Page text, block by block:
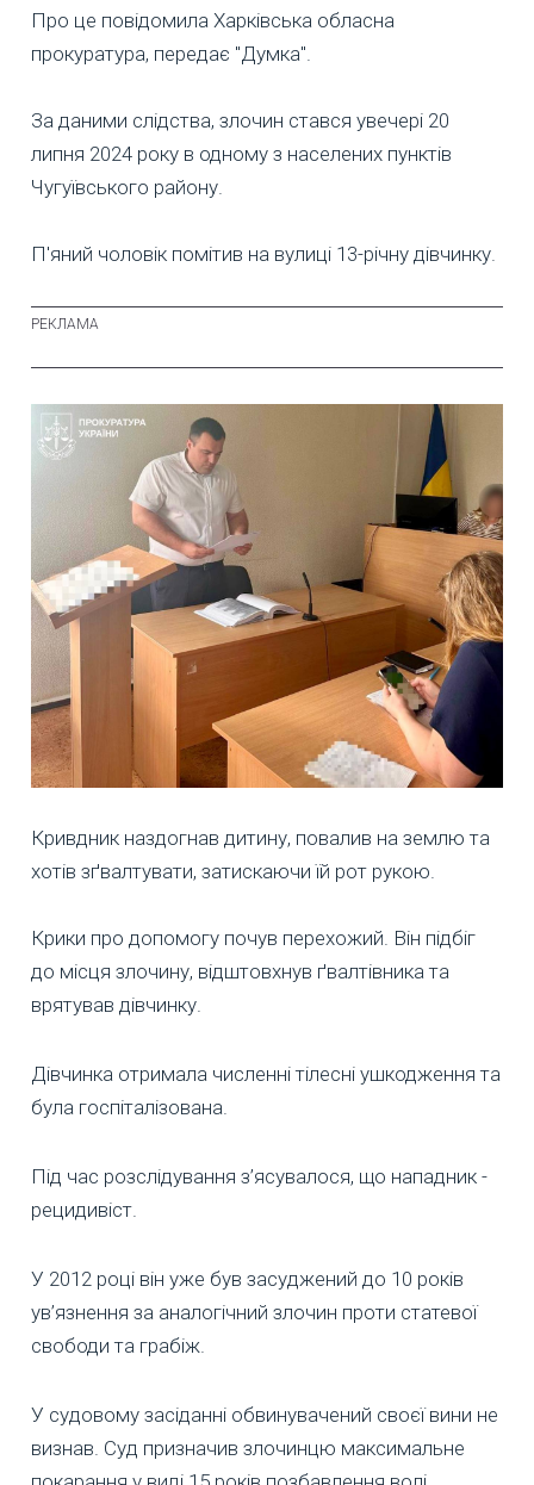
Про це повідомила Харківська обласна
прокуратура, передає "Думка".
За даними слідства, злочин стався увечері 20
липня 2024 року в одному з населених пунктів
Чугуївського району.
П'яний чоловік помітив на вулиці 13-річну дівчинку.
Кривдник наздогнав дитину, повалив на землю та
хотів зґвалтувати, затискаючи їй рот рукою.
Крики про допомогу почув перехожий. Він підбіг
до місця злочину, відштовхнув ґвалтівника та
врятував дівчинку.
Дівчинка отримала численні тілесні ушкодження та
була госпіталізована.
Під час розслідування з’ясувалося, що нападник -
рецидивіст.
У 2012 році він уже був засуджений до 10 років
ув’язнення за аналогічний злочин проти статевої
свободи та грабіж.
У судовому засіданні обвинувачений своєї вини не
визнав. Суд призначив злочинцю максимальне